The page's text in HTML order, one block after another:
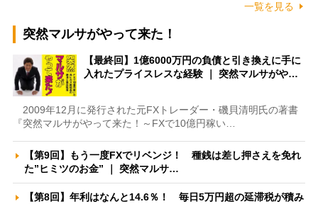
一覧を見る
突然マルサがやって来た！
【最終回】1億6000万円の負債と引き換えに手に
入れたプライスレスな経験 ｜ 突然マルサがや…
2009年12月に発行された元FXトレーダー・磯貝清明氏の著書
『突然マルサがやって来た！～FXで10億円稼い…
【第9回】もう一度FXでリベンジ！ 種銭は差し押さえを免れ
た”ヒミツのお金” ｜ 突然マルサ…
【第8回】年利はなんと14.6％！ 毎日5万円超の延滞税が積み